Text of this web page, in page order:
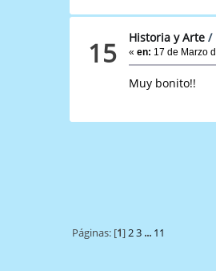
15 Historia y Arte /
«en: 17 de Marzo
Muy bonito!!
Páginas: [1]2 3 ... 11